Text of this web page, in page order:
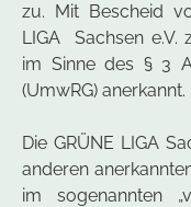
zu. Mit Bescheid
LIGA Sachsen e.V.
im Sinne des § 3
(UmwRG) anerkannt.
Die GRÜNE LIGA
anderen
im sogenannten